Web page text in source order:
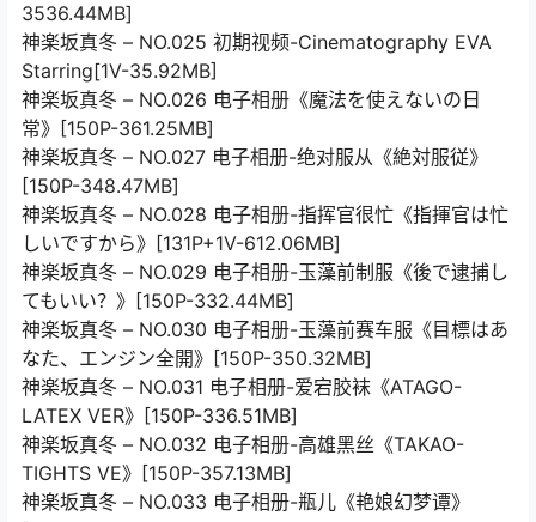
3536.44MB]
神楽坂真冬 – NO.025 初期视频-Cinematography EVA
Starring[1V-35.92MB]
神楽坂真冬 – NO.026 电子相册《魔法を使えないの日
常》[150P-361.25MB]
神楽坂真冬 – NO.027 电子相册-绝对服从《絶対服従》
[150P-348.47MB]
神楽坂真冬 – NO.028 电子相册-指挥官很忙《指揮官は忙
しいですから》[131P+1V-612.06MB]
神楽坂真冬 – NO.029 电子相册-玉藻前制服《後で逮捕し
てもいい？》[150P-332.44MB]
神楽坂真冬 – NO.030 电子相册-玉藻前赛车服《目標はあ
なた、エンジン全開》[150P-350.32MB]
神楽坂真冬 – NO.031 电子相册-爱宕胶袜《ATAGO-
LATEX VER》[150P-336.51MB]
神楽坂真冬 – NO.032 电子相册-高雄黑丝《TAKAO-
TIGHTS VE》[150P-357.13MB]
神楽坂真冬 – NO.033 电子相册-瓶儿《艳娘幻梦谭》